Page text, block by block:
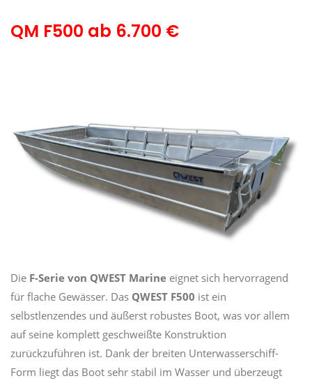
QM F500 ab 6.700 €
Die F-Serie von QWEST Marine eignet sich hervorragend
für flache Gewässer. Das QWEST F500 ist ein
selbstlenzendes und äußerst robustes Boot, was vor allem
auf seine komplett geschweißte Konstruktion
zurückzuführen ist. Dank der breiten Unterwasserschiff-
Form liegt das Boot sehr stabil im Wasser und überzeugt